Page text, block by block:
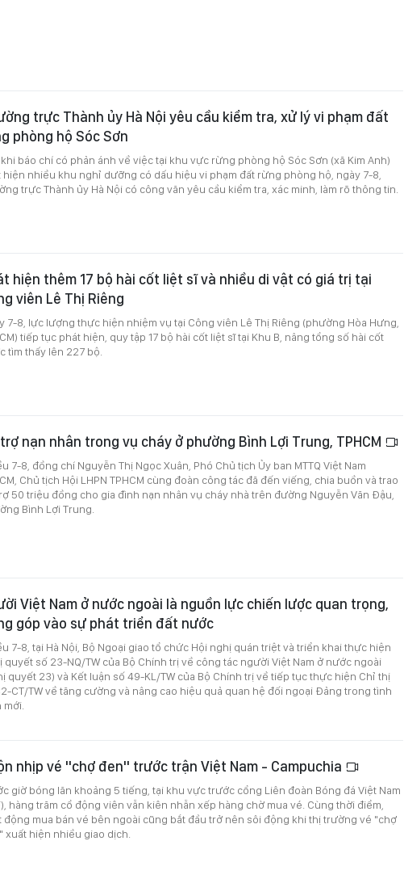
trực Thành ủy Hà Nội yêu cầu kiểm tra, xử lý vi phạm đất
phòng hộ Sóc Sơn
khi báo chí có phản ánh về việc tại khu vực rừng phòng hộ Sóc Sơn (xã Kim Anh)
hiện nhiều khu nghỉ dưỡng có dấu hiệu vi phạm đất rừng phòng hộ, ngày 7-8,
trực Thành ủy Hà Nội có công văn yêu cầu kiểm tra, xác minh, làm rõ thông tin.
hiện thêm 17 bộ hài cốt liệt sĩ và nhiều di vật có giá trị tại
viên Lê Thị Riêng
7-8, lực lượng thực hiện nhiệm vụ tại Công viên Lê Thị Riêng (phường Hòa Hưng,
tiếp tục phát hiện, quy tập 17 bộ hài cốt liệt sĩ tại Khu B, nâng tổng số hài cốt
tìm thấy lên 227 bộ.
nạn nhân trong vụ cháy ở phường Bình Lợi Trung, TPHCM
7-8, đồng chí Nguyễn Thị Ngọc Xuân, Phó Chủ tịch Ủy ban MTTQ Việt Nam
Chủ tịch Hội LHPN TPHCM cùng đoàn công tác đã đến viếng, chia buồn và trao
50 triệu đồng cho gia đình nạn nhân vụ cháy nhà trên đường Nguyễn Văn Đậu,
Bình Lợi Trung.
Việt Nam ở nước ngoài là nguồn lực chiến lược quan trọng,
góp vào sự phát triển đất nước
7-8, tại Hà Nội, Bộ Ngoại giao tổ chức Hội nghị quán triệt và triển khai thực hiện
quyết số 23-NQ/TW của Bộ Chính trị về công tác người Việt Nam ở nước ngoài
quyết 23) và Kết luận số 49-KL/TW của Bộ Chính trị về tiếp tục thực hiện Chỉ thị
CT/TW về tăng cường và nâng cao hiệu quả quan hệ đối ngoại Đảng trong tình
mới.
nhịp vé "chợ đen" trước trận Việt Nam - Campuchia
giờ bóng lăn khoảng 5 tiếng, tại khu vực trước cổng Liên đoàn Bóng đá Việt Nam
hàng trăm cổ động viên vẫn kiên nhẫn xếp hàng chờ mua vé. Cùng thời điểm,
động mua bán vé bên ngoài cũng bắt đầu trở nên sôi động khi thị trường vé "chợ
xuất hiện nhiều giao dịch.